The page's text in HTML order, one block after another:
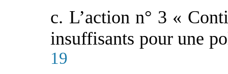
c. L’action n° 3 «
insuffisants pour une
19